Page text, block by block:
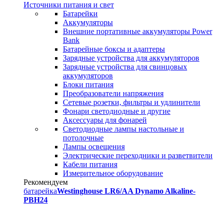
Источники питания и свет
Батарейки
Аккумуляторы
Внешние портативные аккумуляторы Power
Bank
Батарейные боксы и адаптеры
Зарядные устройства для аккумуляторов
Зарядные устройства для свинцовых
аккумуляторов
Блоки питания
Преобразователи напряжения
Сетевые розетки, фильтры и удлинители
Фонари светодиодные и другие
Аксессуары для фонарей
Светодиодные лампы настольные и
потолочные
Лампы освещения
Электрические переходники и разветвители
Кабели питания
Измерительное оборудование
Рекомендуем
батарейкаWestinghouse LR6/AA Dynamo Alkaline-
PBH24